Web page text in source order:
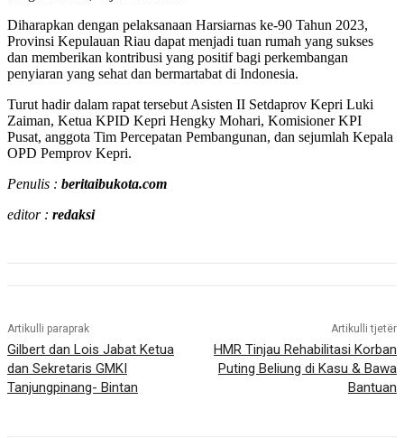
Diharapkan dengan pelaksanaan Harsiarnas ke-90 Tahun 2023,
Provinsi Kepulauan Riau dapat menjadi tuan rumah yang sukses
dan memberikan kontribusi yang positif bagi perkembangan
penyiaran yang sehat dan bermartabat di Indonesia.
Turut hadir dalam rapat tersebut Asisten II Setdaprov Kepri Luki
Zaiman, Ketua KPID Kepri Hengky Mohari, Komisioner KPI
Pusat, anggota Tim Percepatan Pembangunan, dan sejumlah Kepala
OPD Pemprov Kepri.
Penulis : beritaibukota.com
editor : redaksi
Artikulli paraprak
Gilbert dan Lois Jabat Ketua
dan Sekretaris GMKI
Tanjungpinang- Bintan
Artikulli tjetër
HMR Tinjau Rehabilitasi Korban
Puting Beliung di Kasu & Bawa
Bantuan